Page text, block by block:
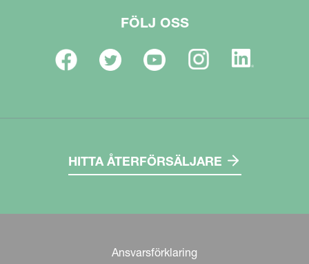
FÖLJ OSS
HITTA ÅTERFÖRSÄLJARE
Ansvarsförklaring